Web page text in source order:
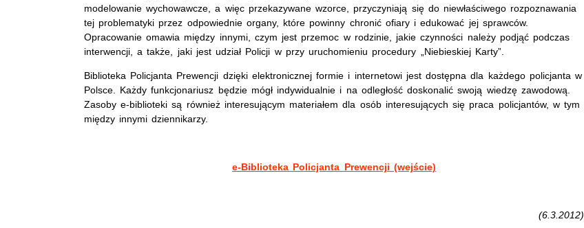
modelowanie wychowawcze, a więc przekazywane wzorce, przyczyniają się do niewłaściwego rozpoznawania
tej problematyki przez odpowiednie organy, które powinny chronić ofiary i edukować jej sprawców.
Opracowanie omawia między innymi, czym jest przemoc w rodzinie, jakie czynności należy podjąć podczas
interwencji, a także, jaki jest udział Policji w przy uruchomieniu procedury „Niebieskiej Karty”.
Biblioteka Policjanta Prewencji dzięki elektronicznej formie i internetowi jest dostępna dla każdego policjanta w
Polsce. Każdy funkcjonariusz będzie mógł indywidualnie i na odległość doskonalić swoją wiedzę zawodową.
Zasoby e-biblioteki są również interesującym materiałem dla osób interesujących się praca policjantów, w tym
między innymi dziennikarzy.
e-Biblioteka Policjanta Prewencji (wejście)
(6.3.2012)